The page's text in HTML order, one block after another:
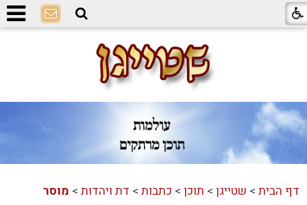
דף הבית > שטייגן > תוכן > כתבות > דת ויהדות > מוסר